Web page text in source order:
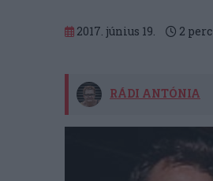
2017. június 19. 2 perc
RÁDI ANTÓNIA